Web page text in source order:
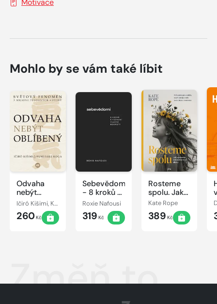
Motivace
Mohlo by se vám také líbit
Odvaha
nebýt
oblíbený
Ičiró Kišimi, Koga Fumitake
260Kč
Sebevědomí
- 8 kroků k
poznání
vlastní
hodnoty
Roxie Nafousi
319 Kč
Rosteme
spolu. Jak
vychovat
sebevědomou
dívku
Kate Rope
389 Kč
Změň to